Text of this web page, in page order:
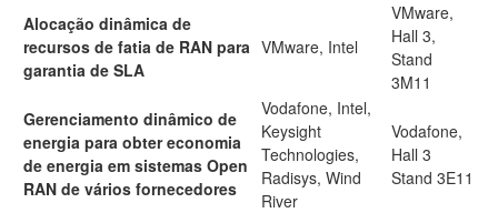
Alocação dinâmica de
recursos de fatia de RAN para
garantia de SLA
VMware, Intel
VMware,
Hall 3,
Stand
3M11
Gerenciamento dinâmico de
energia para obter economia
de energia em sistemas Open
RAN de vários fornecedores
Vodafone, Intel,
Keysight
Technologies,
Radisys, Wind
River
Vodafone,
Hall 3
Stand 3E11